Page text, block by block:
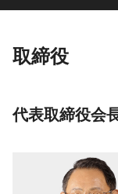
取締役
代表取締役会